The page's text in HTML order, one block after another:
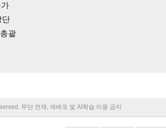
단
괄
무단 전재, 재배포 및 AI학습 이용 금지